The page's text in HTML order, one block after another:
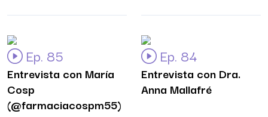
Ep. 85
Entrevista con María
Cosp
(@farmaciacospm55)
Ep. 84
Entrevista con Dra.
Anna Mallafré